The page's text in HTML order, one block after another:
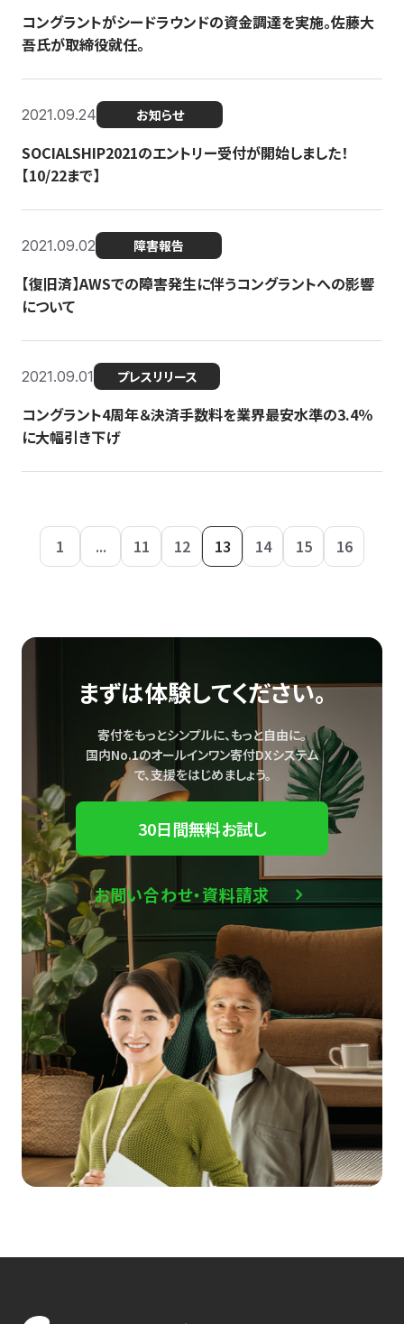
コングラントがシードラウンドの資金調達を実施。佐藤大
吾氏が取締役就任。
2021.09.24 お知らせ
SOCIALSHIP2021のエントリー受付が開始しました！
【10/22まで】
2021.09.02 障害報告
【復旧済】AWSでの障害発生に伴うコングラントへの影響
について
2021.09.01 プレスリリース
コングラント4周年＆決済手数料を業界最安水準の3.4％
に大幅引き下げ
1 ... 11 12 13 14 15 16
まずは体験してください。
寄付をもっとシンプルに、もっと自由に。
国内No.1のオールインワン寄付DXシステム
で、支援をはじめましょう。
30日間無料お試し
お問い合わせ・資料請求